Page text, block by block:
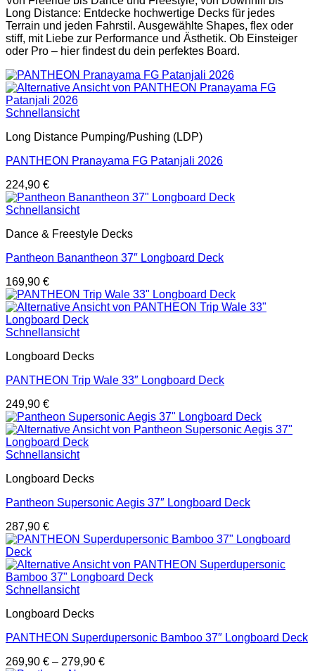
Long Distance: Entdecke hochwertige Decks für jedes
Terrain und jeden Fahrstil. Ausgewählte Shapes, flex oder
stiff, mit Liebe zur Performance und Ästhetik. Ob Einsteiger
oder Pro – hier findest du dein perfektes Board.
Schnellansicht
Long Distance Pumping/Pushing (LDP)
PANTHEON Pranayama FG Patanjali 2026
224,90 €
Schnellansicht
Dance & Freestyle Decks
Pantheon Banantheon 37″ Longboard Deck
169,90 €
Schnellansicht
Longboard Decks
PANTHEON Trip Wale 33″ Longboard Deck
249,90 €
Schnellansicht
Longboard Decks
Pantheon Supersonic Aegis 37″ Longboard Deck
287,90 €
Schnellansicht
Longboard Decks
PANTHEON Superdupersonic Bamboo 37″ Longboard Deck
269,90 € – 279,90 €